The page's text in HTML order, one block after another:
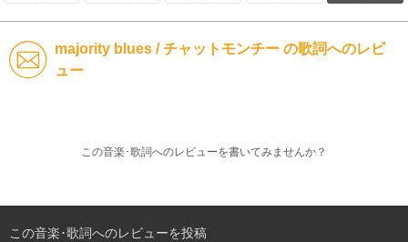
majority blues / チャットモンチー の歌詞へのレビ
ュー
この音楽･歌詞へのレビューを書いてみませんか？
この音楽･歌詞へのレビューを投稿